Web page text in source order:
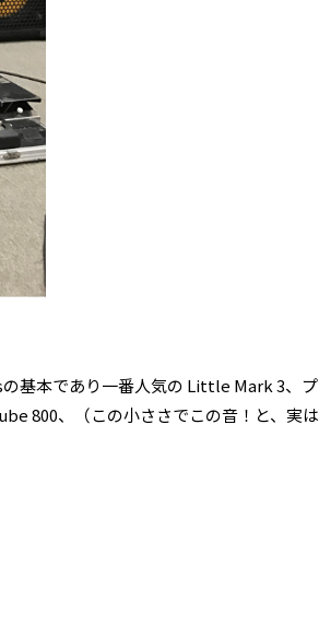
基本であり一番人気の Little Mark 3、
800、（この小ささでこの音！と、実